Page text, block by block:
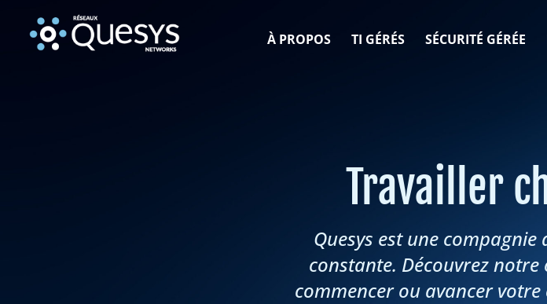
À PROPOS TI GÉRÉS SÉCURITÉ GÉRÉE
Travailler
Quesys est une
constante. Découvrez
commencer ou avancer